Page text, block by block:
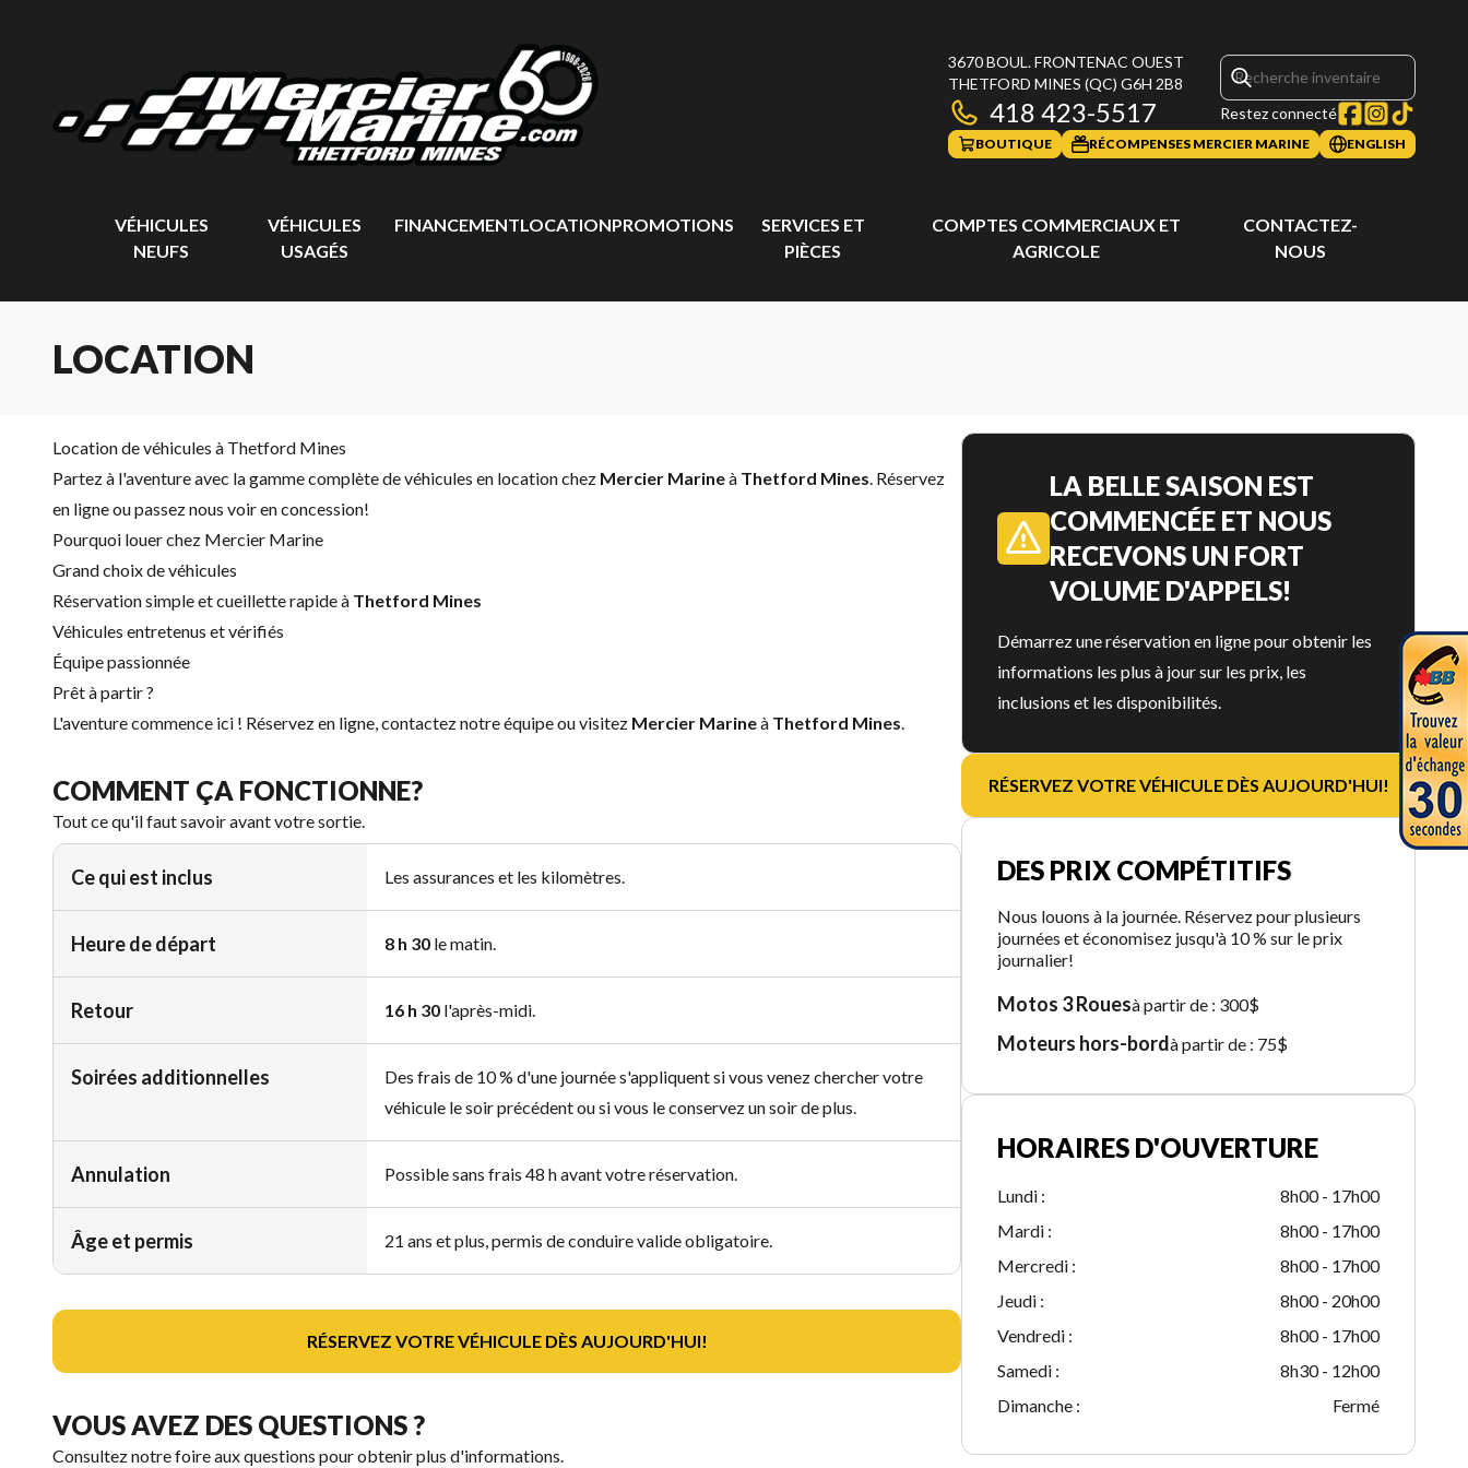
3670 BOUL. FRONTENAC OUEST
THETFORD MINES (QC) G6H 2B8
418 423-5517 Restez connecté
BOUTIQUE RÉCOMPENSES MERCIER MARINE ENGLISH
VÉHICULES
NEUFS
VÉHICULES
USAGÉS
FINANCEMENTLOCATIONPROMOTIONS
SERVICES ET
PIÈCES
COMPTES COMMERCIAUX ET
AGRICOLE
CONTACTEZ-
NOUS
LOCATION
Location de véhicules à Thetford Mines
Partez à l'aventure avec la gamme complète de véhicules en location chez Mercier Marineà Thetford Mines. Réservez
en ligne ou passez nous voir en concession!
Pourquoi louer chez Mercier Marine
Grand choix de véhicules
Réservation simple et cueillette rapide à Thetford Mines
Véhicules entretenus et vérifiés
Équipe passionnée
Prêt à partir ?
L'aventure commence ici ! Réservez en ligne, contactez notre équipe ou visitez Mercier Marineà Thetford Mines.
COMMENT ÇA FONCTIONNE?
Tout ce qu'il faut savoir avant votre sortie.
Ce qui est inclus Les assurances et les kilomètres.
Heure de départ 8 h 30 le matin.
Retour 16 h 30 l'après-midi.
Soirées additionnelles
Des frais de 10 % d'une journée s'appliquent si vous venez chercher votre
véhicule le soir précédent ou si vous le conservez un soir de plus.
Annulation Possible sans frais 48 h avant votre réservation.
Âge et permis 21 ans et plus, permis de conduire valide obligatoire.
RÉSERVEZ VOTRE VÉHICULE DÈS AUJOURD'HUI!
VOUS AVEZ DES QUESTIONS ?
Consultez notre foire aux questions pour obtenir plus d'informations.
LA BELLE SAISON EST
COMMENCÉE ET NOUS
RECEVONS UN FORT
VOLUME D'APPELS!
Démarrez une réservation en ligne pour obtenir les
informations les plus à jour sur les prix, les
inclusions et les disponibilités.
RÉSERVEZ VOTRE VÉHICULE DÈS AUJOURD'HUI!
DES PRIX COMPÉTITIFS
Nous louons à la journée. Réservez pour plusieurs
journées et économisez jusqu'à 10 % sur le prix
journalier!
Motos 3 Rouesà partir de : 300$
Moteurs hors-bordà partir de : 75$
HORAIRES D'OUVERTURE
Lundi :
8h00 - 17h00
Mardi :
8h00 - 17h00
Mercredi :
8h00 - 17h00
Jeudi :
8h00 - 20h00
Vendredi :
8h00 - 17h00
Samedi :
8h30 - 12h00
Dimanche : Fermé